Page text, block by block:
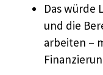
Das würde
und die
arbeiten –